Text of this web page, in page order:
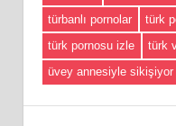
türbanlı pornolar
türk
türk pornosu izle
türk
üvey annesiyle sikişiyor